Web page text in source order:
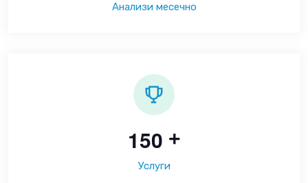
Анализи месечно
150 +
Услуги